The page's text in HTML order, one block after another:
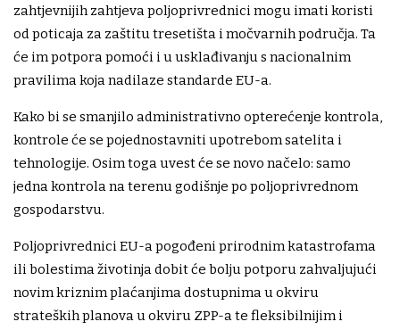
zahtjevnijih zahtjeva poljoprivrednici mogu imati koristi
od poticaja za zaštitu tresetišta i močvarnih područja. Ta
će im potpora pomoći i u usklađivanju s nacionalnim
pravilima koja nadilaze standarde EU-a.
Kako bi se smanjilo administrativno opterećenje kontrola,
kontrole će se pojednostavniti upotrebom satelita i
tehnologije. Osim toga uvest će se novo načelo: samo
jedna kontrola na terenu godišnje po poljoprivrednom
gospodarstvu.
Poljoprivrednici EU-a pogođeni prirodnim katastrofama
ili bolestima životinja dobit će bolju potporu zahvaljujući
novim kriznim plaćanjima dostupnima u okviru
strateških planova u okviru ZPP-a te fleksibilnijim i